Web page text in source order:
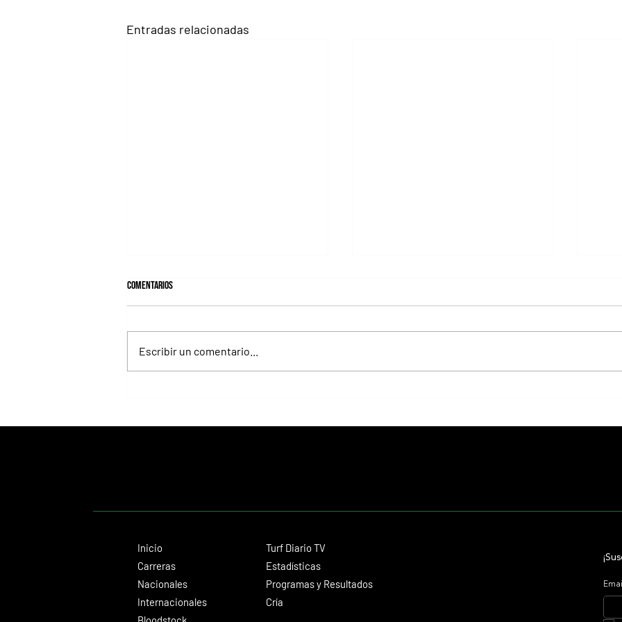
Entradas relacionadas
Comentarios
Escribir un comentario...
Inicio
Carreras
Nacionales
Internacionales
Turf Diario TV
Estadísticas
Programas y Resultados
Cría
Email